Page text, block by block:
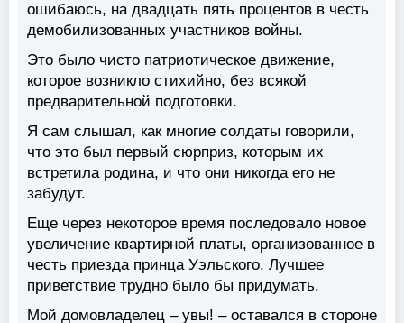
ошибаюсь, на двадцать пять процентов в честь
демобилизованных участников войны.
Это было чисто патриотическое движение,
которое возникло стихийно, без всякой
предварительной подготовки.
Я сам слышал, как многие солдаты говорили,
что это был первый сюрприз, которым их
встретила родина, и что они никогда его не
забудут.
Еще через некоторое время последовало новое
увеличение квартирной платы, организованное в
честь приезда принца Уэльского. Лучшее
приветствие трудно было бы придумать.
Мой домовладелец – увы! – оставался в стороне